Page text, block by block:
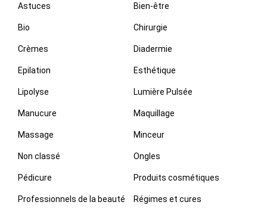
Astuces Bien-être
Bio Chirurgie
Crèmes Diadermie
Epilation Esthétique
Lipolyse Lumière Pulsée
Manucure Maquillage
Massage Minceur
Non classé Ongles
Pédicure Produits cosmétiques
Professionnels de la beauté Régimes et cures